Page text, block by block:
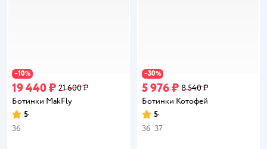
−10%
19 440 ₽ 21 600 ₽
Ботинки MakFly
Рейтинг:
5
36
−30%
5 976 ₽ 8 540 ₽
Ботинки Котофей
Рейтинг:
5
36 37